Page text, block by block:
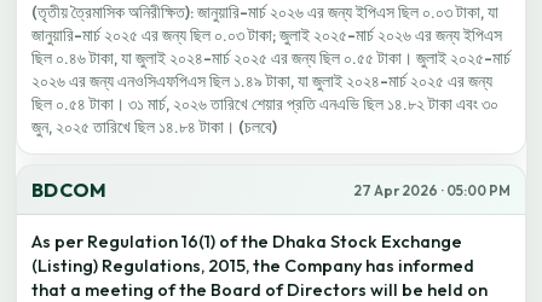
(তৃতীয় ত্রৈমাসিক অনিরীক্ষিত): জানুয়ারি-মার্চ ২০২৬ এর জন্য ইপিএস ছিল ০.০৩ টাকা, যা
জানুয়ারি-মার্চ ২০২৫ এর জন্য ছিল ০.০৩ টাকা; জুলাই ২০২৫-মার্চ ২০২৬ এর জন্য ইপিএস
ছিল ০.৪৬ টাকা, যা জুলাই ২০২৪-মার্চ ২০২৫ এর জন্য ছিল ০.৫৫ টাকা। জুলাই ২০২৫-মার্চ
২০২৬ এর জন্য এনওসিএফপিএস ছিল ১.৪৯ টাকা, যা জুলাই ২০২৪-মার্চ ২০২৫ এর জন্য
ছিল ০.৫৪ টাকা। ৩১ মার্চ, ২০২৬ তারিখে শেয়ার প্রতি এনএভি ছিল ১৪.৮২ টাকা এবং ৩০
জুন, ২০২৫ তারিখে ছিল ১৪.৮৪ টাকা। (চলবে)
BDCOM 27 Apr 2026 · 05:00 PM
As per Regulation 16(1) of the Dhaka Stock Exchange
(Listing) Regulations, 2015, the Company has informed
that a meeting of the Board of Directors will be held on